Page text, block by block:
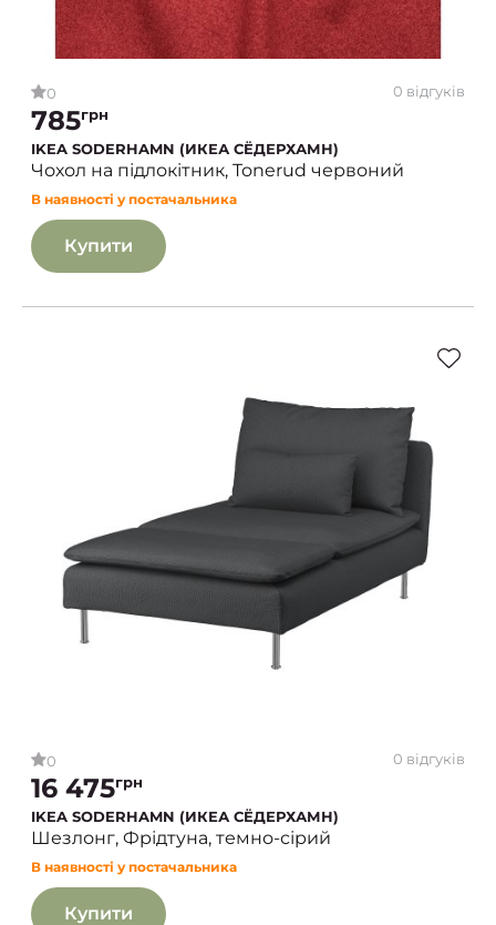
0 0 відгуків
785грн
IKEA SODERHAMN (ИКЕА СЁДЕРХАМН)
Чохол на підлокітник, Tonerud червоний
В наявності у постачальника
Купити
0 0 відгуків
16 475грн
IKEA SODERHAMN (ИКЕА СЁДЕРХАМН)
Шезлонг, Фрідтуна, темно-сірий
В наявності у постачальника
Купити